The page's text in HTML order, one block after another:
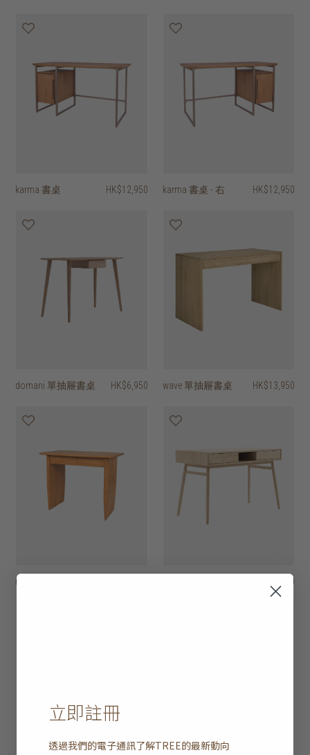
karma 書桌 HK$12,950 karma 書桌 - 右 HK$12,950
domani 單抽屜書桌 HK$6,950 wave 單抽屜書桌 HK$13,950
nova 書桌連單抽屜 HK$7,950
立即註冊
透過我們的電子通訊了解TREE的最新動向